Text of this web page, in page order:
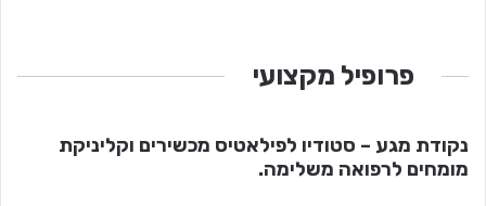
פרופיל מקצועי
נקודת מגע – סטודיו לפילאטיס מכשירים וקליניקת
מומחים לרפואה משלימה.